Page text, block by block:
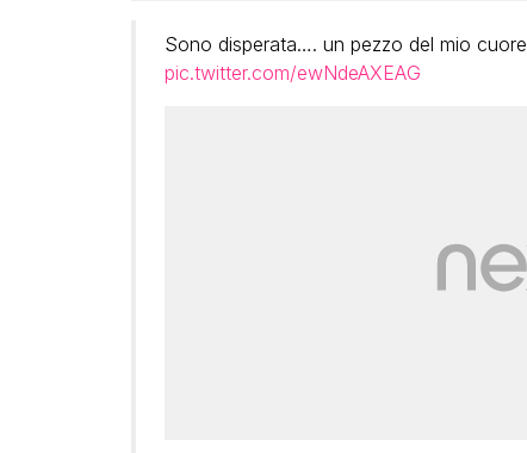
Sono disperata…. un pezzo del mio cuore
pic.twitter.com/ewNdeAXEAG